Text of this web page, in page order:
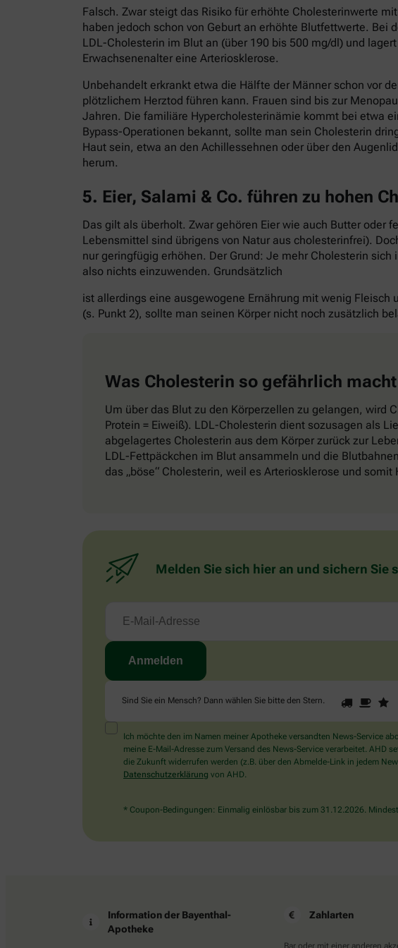
Falsch. Zwar steigt das Risiko für erhöhte Cholesterinwerte
haben jedoch schon von Geburt an erhöhte Blutfettwerte. Bei
LDL-Cholesterin im Blut an (über 190 bis 500 mg/dl) und
Erwachsenenalter eine Arteriosklerose.
Unbehandelt erkrankt etwa die Hälfte der Männer schon vor
plötzlichem Herztod führen kann. Frauen sind bis zur
Jahren. Die familiäre Hypercholesterinämie kommt bei etwa
Bypass-Operationen bekannt, sollte man sein Cholesterin
Haut sein, etwa an den Achillessehnen oder über den
herum.
5. Eier, Salami & Co. führen zu hohen
Das gilt als überholt. Zwar gehören Eier wie auch Butter
Lebensmittel sind übrigens von Natur aus cholesterinfrei).
nur geringfügig erhöhen. Der Grund: Je mehr Cholesterin
also nichts einzuwenden. Grundsätzlich
ist allerdings eine ausgewogene Ernährung mit wenig
(s. Punkt 2), sollte man seinen Körper nicht noch zusätzlich
Was Cholesterin so gefährlich macht
Um über das Blut zu den Körperzellen zu gelangen, wird
Protein = Eiweiß). LDL-Cholesterin dient sozusagen als
abgelagertes Cholesterin aus dem Körper zurück zur
LDL-Fettpäckchen im Blut ansammeln und die
das „böse“ Cholesterin, weil es Arteriosklerose und
Melden Sie sich hier an und sichern
Sind Sie ein Mensch? Dann wählen Sie bitte den Stern.
Sind
Sie
Mensch?
Dann
wählen
Stern.
1 2
Ich möchte den im Namen meiner Apotheke versandten News-Service
meine E-Mail-Adresse zum Versand des News-Service verarbeitet.
die Zukunft widerrufen werden (z.B. über den Abmelde-Link in jedem
Datenschutzerklärung von AHD.
* Coupon-Bedingungen: Einmalig einlösbar bis zum 31.12.2026.
Information der Bayenthal-
Apotheke
Zahlarten
Bar oder mit einer anderen